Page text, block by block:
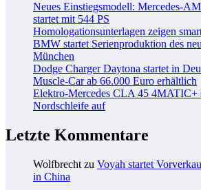
Neues Einstiegsmodell: Mercedes-
startet mit 544 PS
Homologationsunterlagen zeigen
BMW startet Serienproduktion des
München
Dodge Charger Daytona startet in
Muscle-Car ab 66.000 Euro erhältlich
Elektro-Mercedes CLA 45 4MATIC+
Nordschleife auf
Letzte Kommentare
Wolfbrecht zu Voyah startet
in China